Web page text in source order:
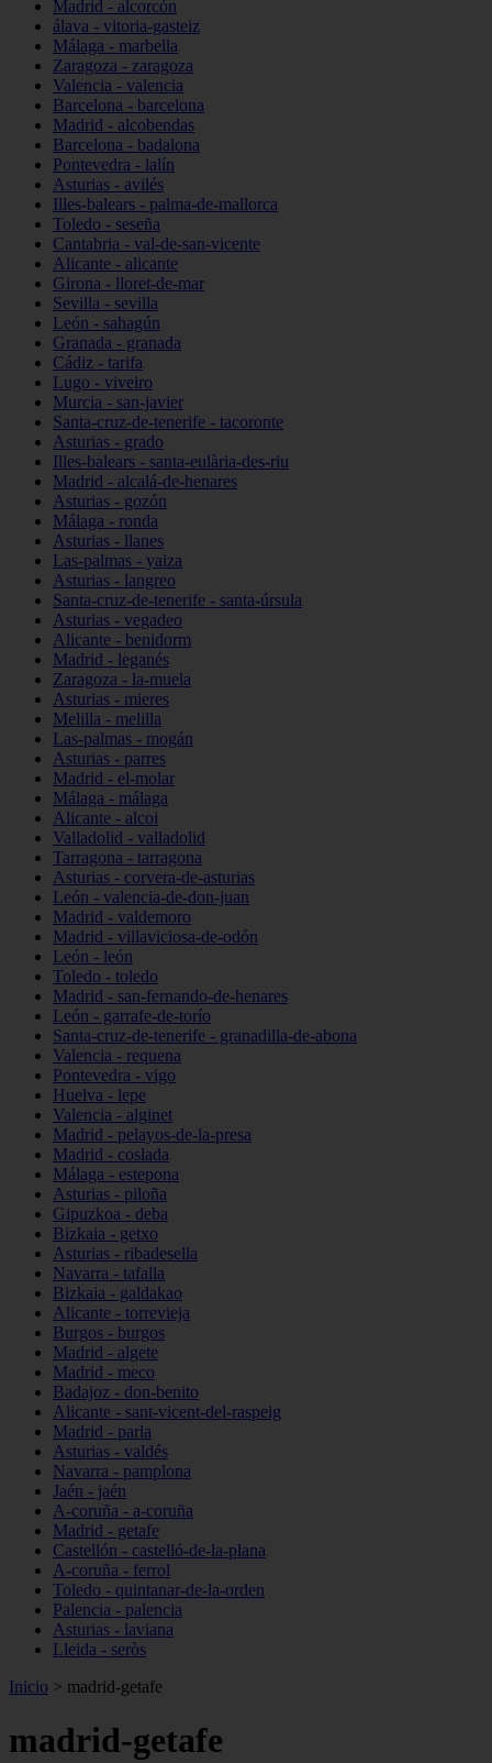
Madrid - alcorcón
álava - vitoria-gasteiz
Málaga - marbella
Zaragoza - zaragoza
Valencia - valencia
Barcelona - barcelona
Madrid - alcobendas
Barcelona - badalona
Pontevedra - lalín
Asturias - avilés
Illes-balears - palma-de-mallorca
Toledo - seseña
Cantabria - val-de-san-vicente
Alicante - alicante
Girona - lloret-de-mar
Sevilla - sevilla
León - sahagún
Granada - granada
Cádiz - tarifa
Lugo - viveiro
Murcia - san-javier
Santa-cruz-de-tenerife - tacoronte
Asturias - grado
Illes-balears - santa-eulària-des-riu
Madrid - alcalá-de-henares
Asturias - gozón
Málaga - ronda
Asturias - llanes
Las-palmas - yaiza
Asturias - langreo
Santa-cruz-de-tenerife - santa-úrsula
Asturias - vegadeo
Alicante - benidorm
Madrid - leganés
Zaragoza - la-muela
Asturias - mieres
Melilla - melilla
Las-palmas - mogán
Asturias - parres
Madrid - el-molar
Málaga - málaga
Alicante - alcoi
Valladolid - valladolid
Tarragona - tarragona
Asturias - corvera-de-asturias
León - valencia-de-don-juan
Madrid - valdemoro
Madrid - villaviciosa-de-odón
León - león
Toledo - toledo
Madrid - san-fernando-de-henares
León - garrafe-de-torío
Santa-cruz-de-tenerife - granadilla-de-abona
Valencia - requena
Pontevedra - vigo
Huelva - lepe
Valencia - alginet
Madrid - pelayos-de-la-presa
Madrid - coslada
Málaga - estepona
Asturias - piloña
Gipuzkoa - deba
Bizkaia - getxo
Asturias - ribadesella
Navarra - tafalla
Bizkaia - galdakao
Alicante - torrevieja
Burgos - burgos
Madrid - algete
Madrid - meco
Badajoz - don-benito
Alicante - sant-vicent-del-raspeig
Madrid - parla
Asturias - valdés
Navarra - pamplona
Jaén - jaén
A-coruña - a-coruña
Madrid - getafe
Castellón - castelló-de-la-plana
A-coruña - ferrol
Toledo - quintanar-de-la-orden
Palencia - palencia
Asturias - laviana
Lleida - seròs
Inicio > madrid-getafe
madrid-getafe